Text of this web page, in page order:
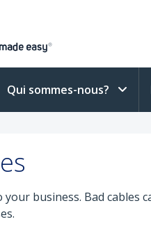
Qui sommes-nous?
business. Bad